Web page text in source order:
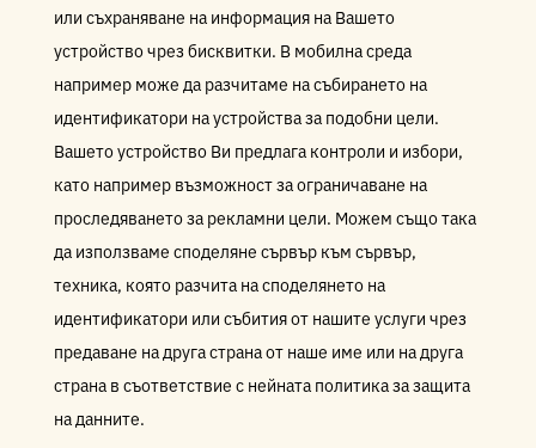
или съхраняване на информация на Вашето
устройство чрез бисквитки. В мобилна среда
например може да разчитаме на събирането на
идентификатори на устройства за подобни цели.
Вашето устройство Ви предлага контроли и избори,
като например възможност за ограничаване на
проследяването за рекламни цели. Можем също така
да използваме споделяне сървър към сървър,
техника, която разчита на споделянето на
идентификатори или събития от нашите услуги чрез
предаване на друга страна от наше име или на друга
страна в съответствие с нейната политика за защита
на данните.